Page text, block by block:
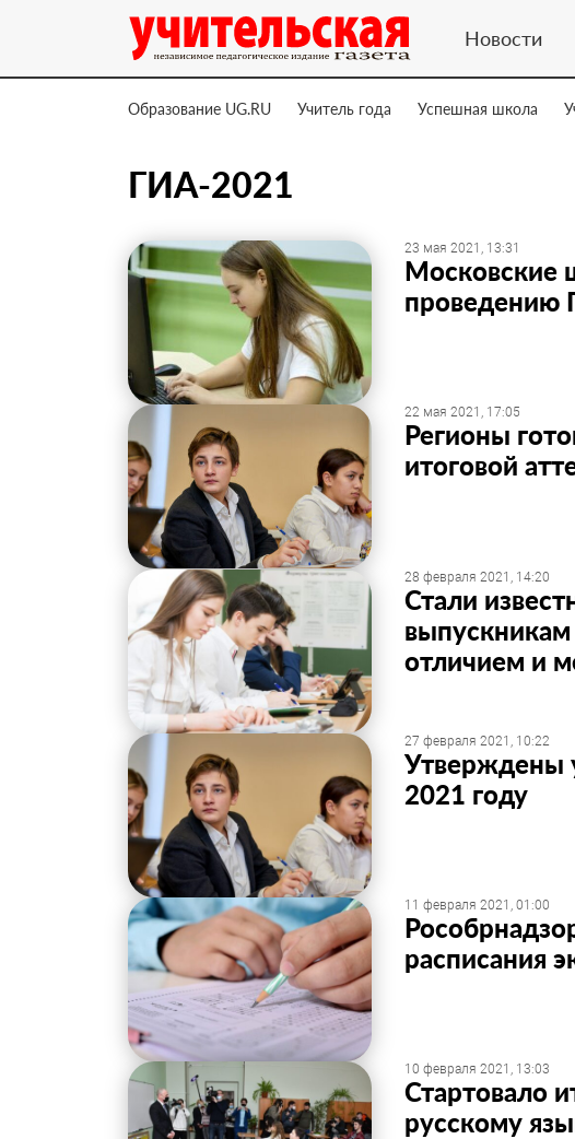
Новости
Образование UG.RU Учитель года Успешная школа
ГИА-2021
23 мая 2021, 13:31
Московские
проведению
22 мая 2021, 17:05
Регионы
итоговой
28 февраля 2021, 14:20
Стали
выпускникам
отличием и
27 февраля 2021, 10:22
Утверждены
2021 году
11 февраля 2021, 01:00
расписания
10 февраля 2021, 13:03
Стартовало
русскому